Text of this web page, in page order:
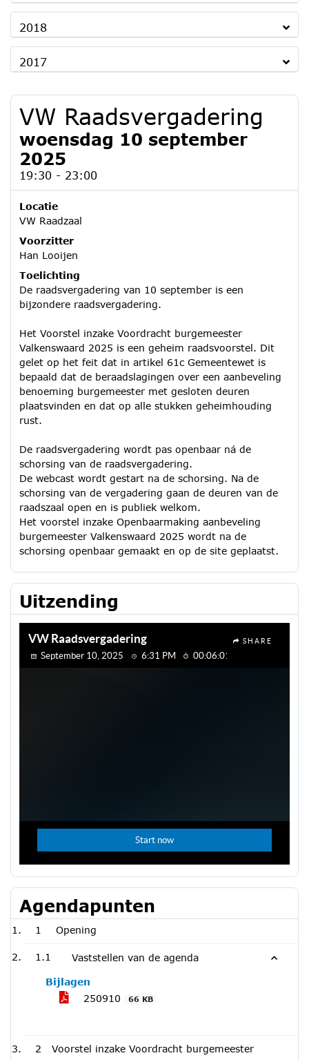
2018
2017
VW Raadsvergadering
woensdag 10 september
2025
19:30 - 23:00
Locatie
VW Raadzaal
Voorzitter
Han Looijen
Toelichting
De raadsvergadering van 10 september is een
bijzondere raadsvergadering.
Het Voorstel inzake Voordracht burgemeester
Valkenswaard 2025 is een geheim raadsvoorstel. Dit
gelet op het feit dat in artikel 61c Gemeentewet is
bepaald dat de beraadslagingen over een aanbeveling
benoeming burgemeester met gesloten deuren
plaatsvinden en dat op alle stukken geheimhouding
rust.
De raadsvergadering wordt pas openbaar ná de
schorsing van de raadsvergadering.
De webcast wordt gestart na de schorsing. Na de
schorsing van de vergadering gaan de deuren van de
raadszaal open en is publiek welkom.
Het voorstel inzake Openbaarmaking aanbeveling
burgemeester Valkenswaard 2025 wordt na de
schorsing openbaar gemaakt en op de site geplaatst.
Uitzending
Agendapunten
1 Opening
1.1 Vaststellen van de agenda
Bijlagen
250910
66 KB
2
Voorstel inzake Voordracht burgemeester